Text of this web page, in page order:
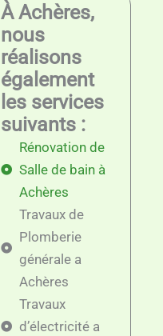
À Achères,
nous
réalisons
également
les services
suivants :
Rénovation de
Salle de bain à
Achères
Travaux de
Plomberie
générale a
Achères
Travaux
d’électricité a